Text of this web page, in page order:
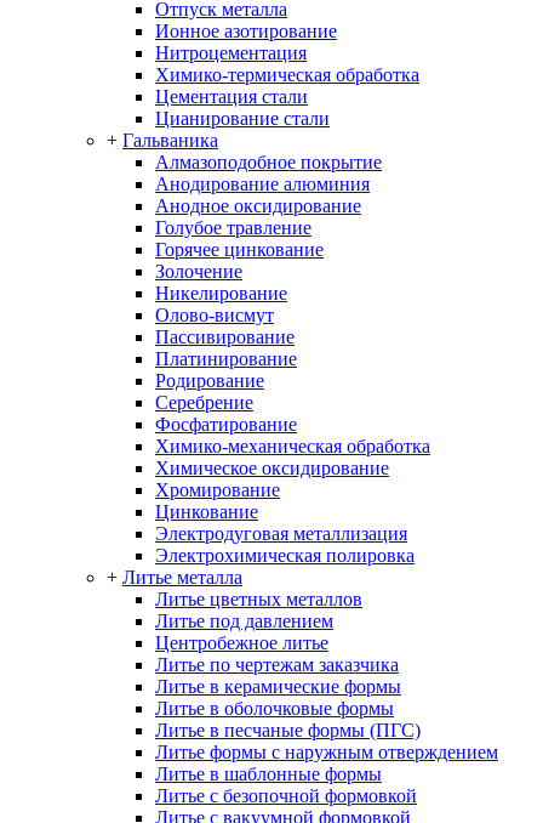
Отпуск металла
Ионное азотирование
Нитроцементация
Химико-термическая обработка
Цементация стали
Цианирование стали
+ Гальваника
Алмазоподобное покрытие
Анодирование алюминия
Анодное оксидирование
Голубое травление
Горячее цинкование
Золочение
Никелирование
Олово-висмут
Пассивирование
Платинирование
Родирование
Серебрение
Фосфатирование
Химико-механическая обработка
Химическое оксидирование
Хромирование
Цинкование
Электродуговая металлизация
Электрохимическая полировка
+ Литье металла
Литье цветных металлов
Литье под давлением
Центробежное литье
Литье по чертежам заказчика
Литье в керамические формы
Литье в оболочковые формы
Литье в песчаные формы (ПГС)
Литье формы с наружным отверждением
Литье в шаблонные формы
Литье с безопочной формовкой
Литье с вакуумной формовкой